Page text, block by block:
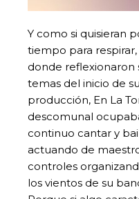
Y como si quisieran
tiempo para
donde reflexionaron
temas del inicio de
producción, En La
descomunal
continuo cantar y
actuando de
controles
los vientos de su